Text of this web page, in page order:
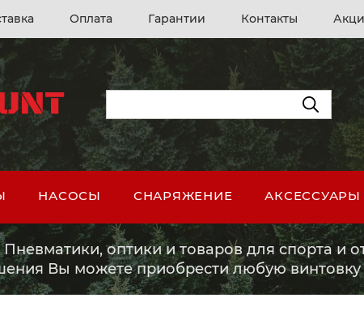
Оплата Гарантии Контакты
НАСОСЫ СНАРЯЖЕНИЕ АКСЕССУАРЫ
оптики и товаров для спорта и
Вы можете приобрести любую